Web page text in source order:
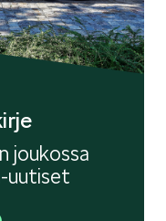
joukossa
uutiset